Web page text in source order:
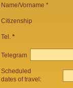
Name/Vorname *
Citizenship
Tel. *
Telegram
Scheduled
dates of travel: